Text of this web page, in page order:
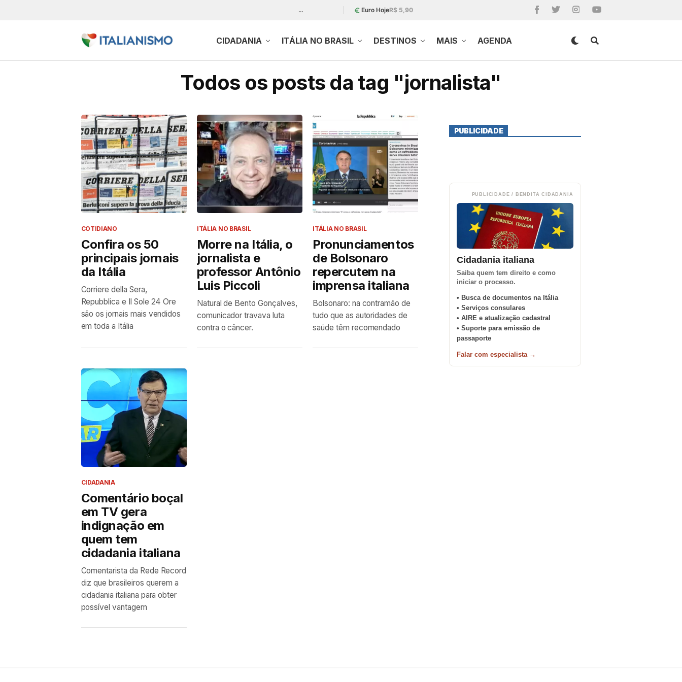
… Euro HojeR$ 5,90
CIDADANIA ITÁLIA NO BRASIL DESTINOS MAIS AGENDA
Todos os posts da tag "jornalista"
COTIDIANO
Confira os 50
principais jornais
da Itália
Corriere della Sera,
Repubblica e Il Sole 24 Ore
são os jornais mais vendidos
em toda a Itália
ITÁLIA NO BRASIL
Morre na Itália, o
jornalista e
professor Antônio
Luis Piccoli
Natural de Bento Gonçalves,
comunicador travava luta
contra o câncer.
ITÁLIA NO BRASIL
Pronunciamentos
de Bolsonaro
repercutem na
imprensa italiana
Bolsonaro: na contramão de
tudo que as autoridades de
saúde têm recomendado
CIDADANIA
Comentário boçal
em TV gera
indignação em
quem tem
cidadania italiana
Comentarista da Rede Record
diz que brasileiros querem a
cidadania italiana para obter
possível vantagem
PUBLICIDADE
PUBLICIDADE / BENDITA CIDADANIA
Cidadania italiana
Saiba quem tem direito e como
iniciar o processo.
• Busca de documentos na Itália
• Serviços consulares
• AIRE e atualização cadastral
• Suporte para emissão de
passaporte
Falar com especialista →